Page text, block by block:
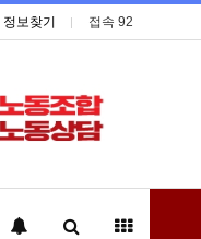
정보찾기 접속 92